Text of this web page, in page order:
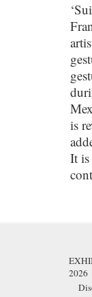
is
It is
2026